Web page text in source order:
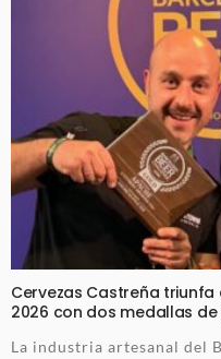
Cervezas Castreña triunfa
2026 con dos medallas
La industria artesanal del